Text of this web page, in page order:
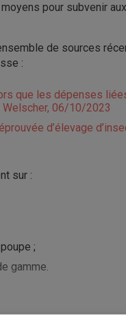
pour subvenir
de sources
:
que les dépenses
Welscher, 06/10/2023
d’élevage
sur :
;
gamme.